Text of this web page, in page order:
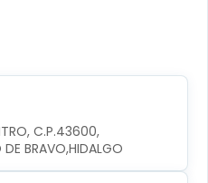
C.P.43600,
BRAVO,HIDALGO